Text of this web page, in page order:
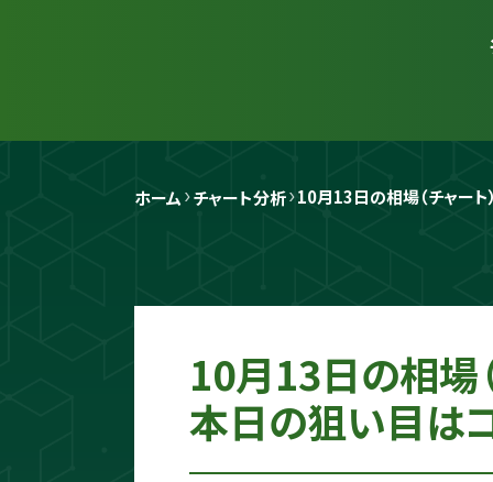
ホーム チャート分析 10月13日の相場（チャー
10月13日の相場
本日の狙い目はコ